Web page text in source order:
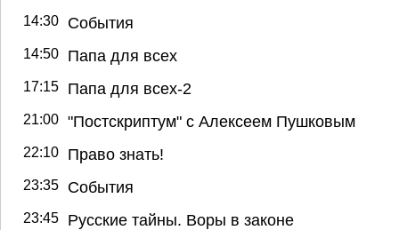
14:30 События
14:50 Папа для всех
17:15 Папа для всех-2
21:00 "Постскриптум" с Алексеем Пушковым
22:10 Право знать!
23:35 События
23:45 Русские тайны. Воры в законе